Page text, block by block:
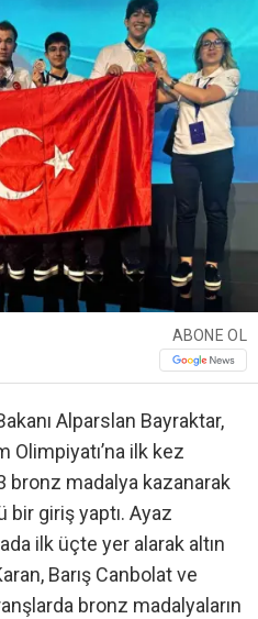
ABONE OL
Alparslan Bayraktar,
Olimpiyatı’na ilk kez
bronz madalya kazanarak
bir giriş yaptı. Ayaz
ilk üçte yer alarak altın
Barış Canbolat ve
bronz madalyaların